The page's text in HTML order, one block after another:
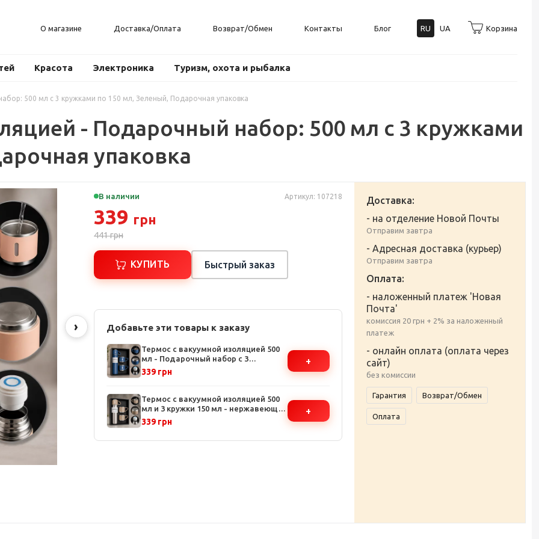
О магазине Доставка/Оплата Возврат/Обмен Контакты Блог RU UA Корзина
Красота Электроника Туризм, охота и рыбалка
500 мл с 3 кружками по 150 мл, Зеленый, Подарочная упаковка
- Подарочный набор: 500 мл с 3 кружками
упаковка
›
В наличии Артикул: 107218
339 грн
441грн
КУПИТЬ Быстрый заказ
Добавьте эти товары к заказу
Термос с вакуумной изоляцией 500
мл - Подарочный набор с 3
кружками, нержавеющая сталь,
зеленый
339 грн
+
Термос с вакуумной изоляцией 500
мл и 3 кружки 150 мл - нержавеющая
сталь, матовая поверхность,
подарочная упаковка
339 грн
+
Доставка:
- на отделение Новой Почты
Отправим завтра
- Адресная доставка (курьер)
Отправим завтра
Оплата:
- наложенный платеж 'Новая
Почта'
комиссия 20 грн + 2% за наложенный
платеж
- онлайн оплата (оплата через
сайт)
без комиссии
Гарантия Возврат/Обмен
Оплата